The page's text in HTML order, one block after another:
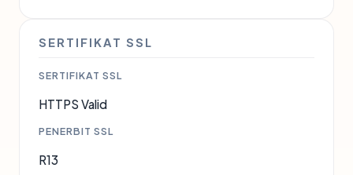
SERTIFIKAT SSL
SERTIFIKAT SSL
HTTPS Valid
PENERBIT SSL
R13